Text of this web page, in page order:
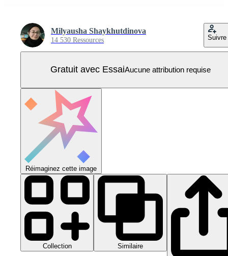
Milyausha Shaykhutdinova
14 530 Ressources Suivre
Gratuit avec EssaiAucune attribution requise
Réimaginez cette image
Collection Similaire